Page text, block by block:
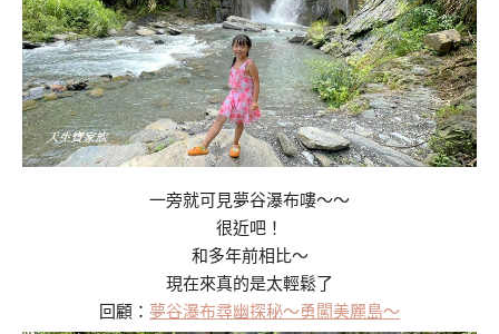
一旁就可見夢谷瀑布嘍～～
很近吧！
和多年前相比～
現在來真的是太輕鬆了
回顧： 夢谷瀑布尋幽探秘～勇闖美麗島～